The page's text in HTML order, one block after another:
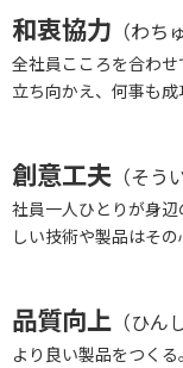
和衷協力 （わち
全社員こころを合わ
立ち向かえ、何事も成
創意工夫 （そう
社員一人ひとりが身
しい技術や製品はその
品質向上 （ひん
より良い製品をつく